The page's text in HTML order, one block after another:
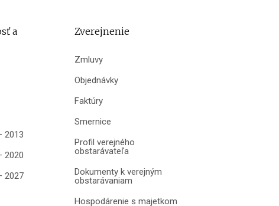
a
2013
2020
2027
Zverejnenie
Zmluvy
Objednávky
Faktúry
Smernice
Profil verejného
obstarávateľa
Dokumenty k verejným
obstarávaniam
Hospodárenie s majetkom